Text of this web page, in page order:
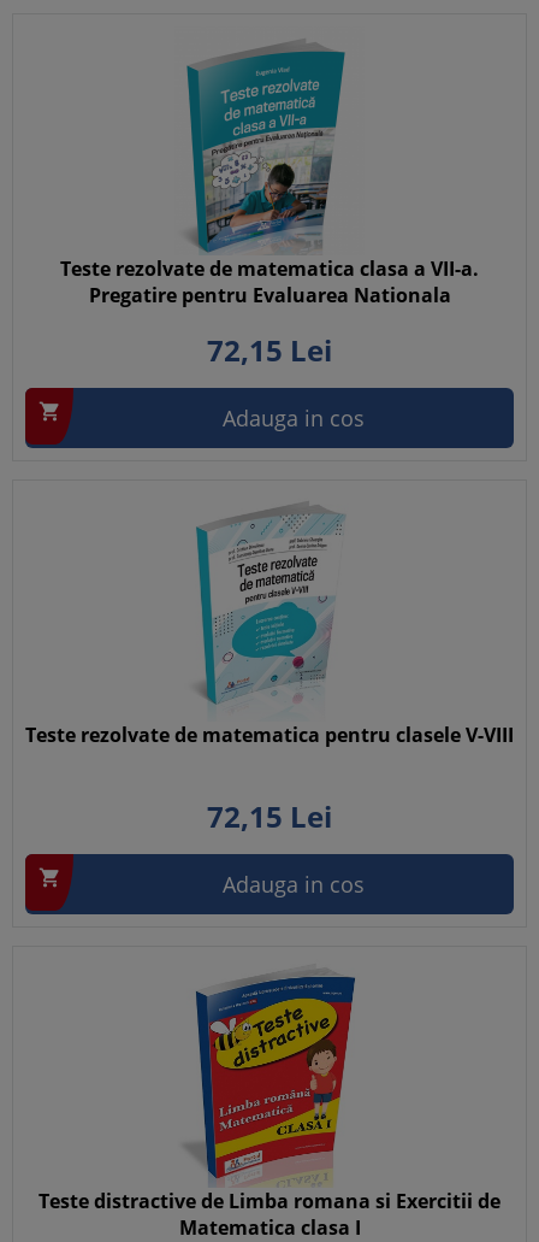
Teste rezolvate de matematica clasa a VII-a.
Pregatire pentru Evaluarea Nationala
72,15 Lei
 Adauga in cos
Teste rezolvate de matematica pentru clasele V-VIII
72,15 Lei
 Adauga in cos
Teste distractive de Limba romana si Exercitii de
Matematica clasa I